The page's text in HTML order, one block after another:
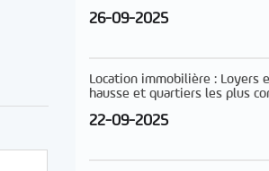
26-09-2025
Location immobilière : Loyers
hausse et quartiers les plus
22-09-2025